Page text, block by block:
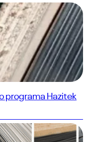
programa Hazitek